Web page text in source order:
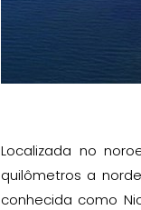
Localizada no
quilômetros a
conhecida como